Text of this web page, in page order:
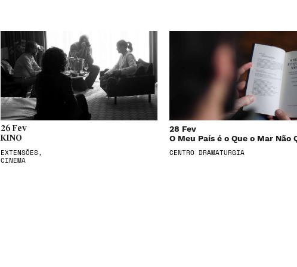
26 Fev
KINO
EXTENSÕES,
CINEMA
28 Fev
O Meu País é o Que o Mar Não
CENTRO DRAMATURGIA